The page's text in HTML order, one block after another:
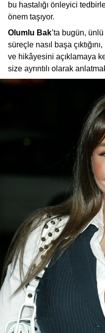
bu hastalığı önleyici
önem taşıyor.
Olumlu Bak’ta bugün,
süreçle nasıl başa
ve hikâyesini açıklamaya
size ayrıntılı olarak